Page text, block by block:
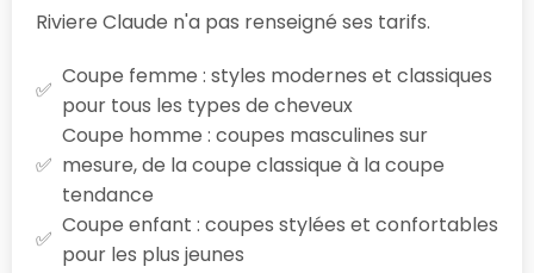
Riviere Claude n'a pas renseigné ses tarifs.
Coupe femme : styles modernes et classiques
pour tous les types de cheveux
Coupe homme : coupes masculines sur
mesure, de la coupe classique à la coupe
tendance
Coupe enfant : coupes stylées et confortables
pour les plus jeunes